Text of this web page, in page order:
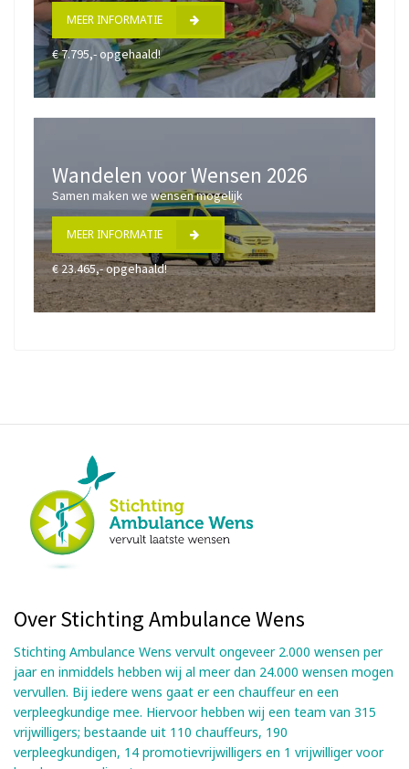
MEER INFORMATIE
€ 7.795,- opgehaald!
Wandelen voor Wensen 2026
Samen maken we wensen mogelijk
MEER INFORMATIE
€ 23.465,- opgehaald!
Over Stichting Ambulance Wens
Stichting Ambulance Wens vervult ongeveer 2.000 wensen per
jaar en inmiddels hebben wij al meer dan 24.000 wensen mogen
vervullen. Bij iedere wens gaat er een chauffeur en een
verpleegkundige mee. Hiervoor hebben wij een team van 315
vrijwilligers; bestaande uit 110 chauffeurs, 190
verpleegkundigen, 14 promotievrijwilligers en 1 vrijwilliger voor